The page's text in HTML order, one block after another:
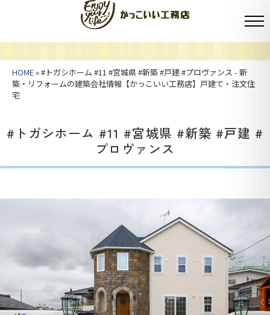
HOME» #トガシホーム #11 #宮城県 #新築 #戸建 #プロヴァンス - 新
築・リフォームの建築会社情報【かっこいい工務店】戸建て・注文住
宅
#トガシホーム #11 #宮城県 #新築 #戸建 #
プロヴァンス